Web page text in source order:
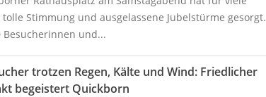
tolle Stimmung und ausgelassene Jubelstürme gesorgt.
Besucherinnen und...
trotzen Regen, Kälte und Wind: Friedlicher
begeistert Quickborn